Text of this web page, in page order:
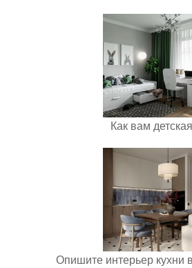
Как вам
Опишите интерьер кухни